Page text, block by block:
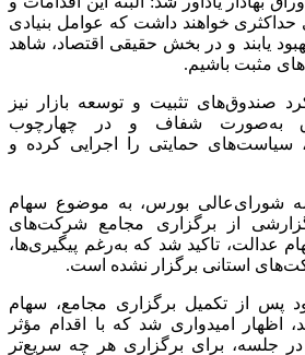
حداکثری خواهند داشت که عوامل بنیادی
یابند و در بخش حقیقی اقتصاد، شاهد
مثبت باشیم.
تثبیت و توسعه بازار نیز
به‌صورت شفاف و در چهارچوب
سیاست‌های حمایتی را اجرایی کرده و
شورای‌عالی بورس، به موضوع سهام
از برگزاری مجامع شرکت‌های
عدالت، تاکید شد که به‌رغم پیگیری‌ها،
استانی برگزار نشده است.
پس از تکمیل برگزاری مجامع، سهام
اظهار امیدواری شد که با اقدام مؤثر
جلسه، برای برگزاری هر چه سریع‌تر